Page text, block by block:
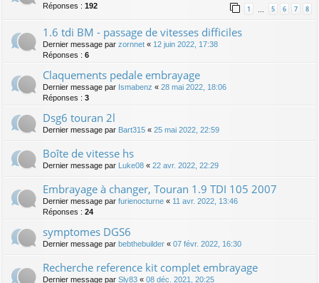
Réponses : 192 1 5 6 7 8
1.6 tdi BM - passage de vitesses difficiles
Dernier message par zornnet « 12 juin 2022, 17:38
Réponses : 6
Claquements pedale embrayage
Dernier message par Ismabenz « 28 mai 2022, 18:06
Réponses : 3
Dsg6 touran 2l
Dernier message par Bart315 « 25 mai 2022, 22:59
Boîte de vitesse hs
Dernier message par Luke08 « 22 avr. 2022, 22:29
Embrayage à changer, Touran 1.9 TDI 105 2007
Dernier message par furienocturne « 11 avr. 2022, 13:46
Réponses : 24
symptomes DGS6
Dernier message par bebthebuilder « 07 févr. 2022, 16:30
Recherche reference kit complet embrayage
Dernier message par Sly83 « 08 déc. 2021, 20:25